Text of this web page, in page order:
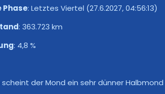
Phase: Letztes Viertel (27.6.2027, 04:56:13)
: 363.723 km
: 4,8 %
scheint der Mond ein sehr dünner